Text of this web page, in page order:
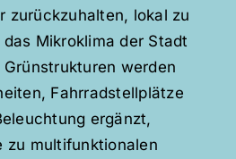
zurückzuhalten, lokal zu
Mikroklima der Stadt
werden
Fahrradstellplätze
ergänzt,
zu multifunktionalen